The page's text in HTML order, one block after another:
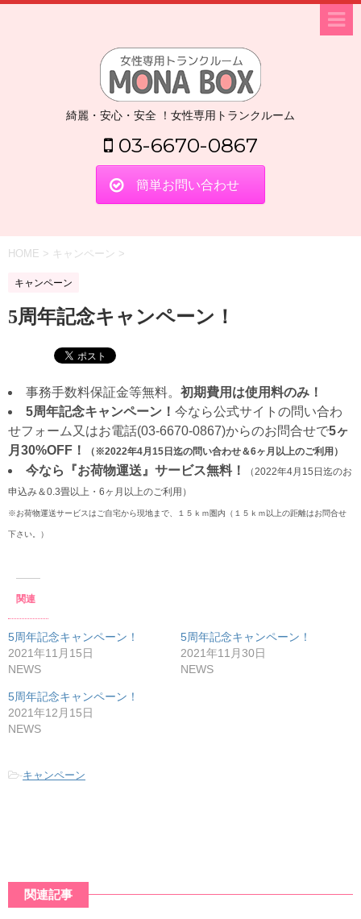
綺麗・安心・安全 ！女性専用トランクルーム
03-6670-0867
簡単お問い合わせ
HOME > キャンペーン >
キャンペーン
5周年記念キャンペーン！
事務手数料保証金等無料。 初期費用は使用料のみ！
5周年記念キャンペーン！ 今なら公式サイトの問い合わ
せフォーム又はお電話(03-6670-0867)からのお問合せで5ヶ
月30%OFF！
（※2022年4月15日迄の問い合わせ＆6ヶ月以上のご利用）
今なら『お荷物運送』サービス無料！
（2022年4月15日迄のお
申込み＆0.3畳以上・6ヶ月以上のご利用）
※お荷物運送サービスはご自宅から現地まで、１５ｋｍ圏内（１５ｋｍ以上の距離はお問合せ
下さい。）
関連
5周年記念キャンペーン！
2021年11月15日
NEWS
5周年記念キャンペーン！
2021年11月30日
NEWS
5周年記念キャンペーン！
2021年12月15日
NEWS
-キャンペーン
関連記事